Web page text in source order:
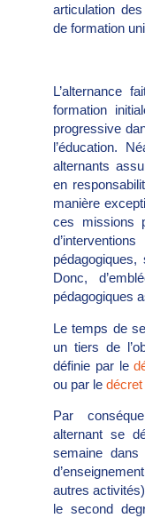
articulation
de formation
L’alternance
formation
progressive
l’éducation.
alternants
en
manière
ces missions
pédagogiques,
Donc,
pédagogiques
Le temps de
un tiers de
définie par le
ou par le décret
Par
alternant se
semaine
autres
le second